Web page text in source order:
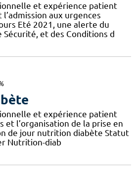
et expérience patient
aux urgences
Eté 2021, une alerte du
Sécurité, et des Conditions d
et expérience patient
et l’organisation de la prise en
de jour nutrition diabète Statut
Nutrition-diab